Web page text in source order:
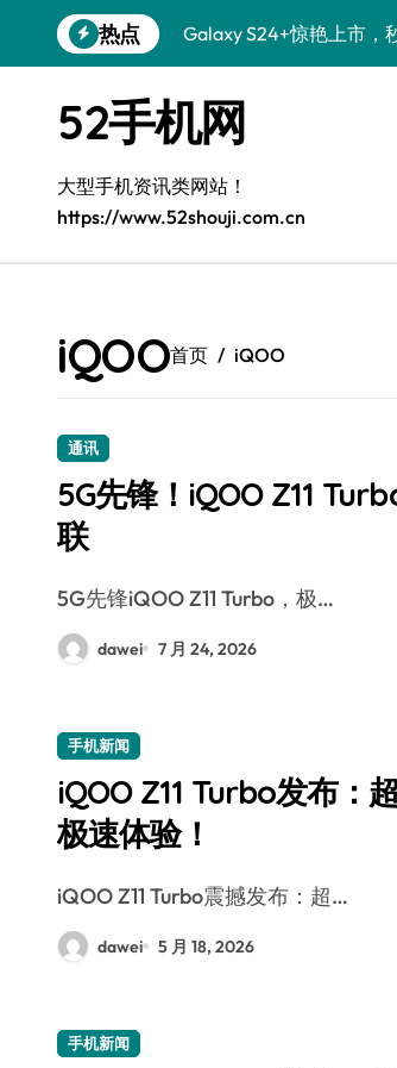
到
热点
Galaxy S24+惊艳上市，
Galaxy A56 5G登场，时
Galaxy Z Flip6：折叠时
三星Galaxy S26发布：一
Galaxy S25美颜秘籍：
Galaxy C55 5G登场，演
Galaxy S25 Ultra颜值封
52手机网
大型手机资讯类网站！
https://www.52shouji.com.cn
iQOO首页 iQOO
通讯
5G先锋！iQOO Z11
联
5G先锋iQOO Z11 Turbo，极…
dawei 7 月 24, 2026
手机新闻
iQOO Z11 Turbo发布：
极速体验！
iQOO Z11 Turbo震撼发布：超…
dawei 5 月 18, 2026
手机新闻